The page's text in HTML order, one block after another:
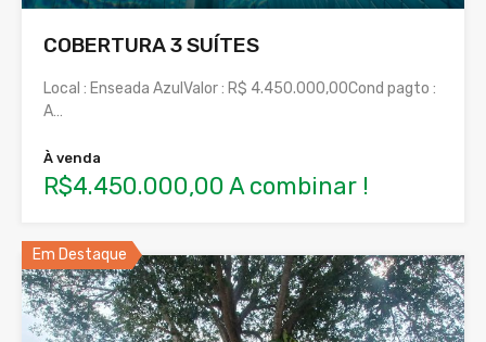
COBERTURA 3 SUÍTES
Local : Enseada AzulValor : R$ 4.450.000,00Cond pagto :
A…
À venda
R$4.450.000,00 A combinar !
Em Destaque